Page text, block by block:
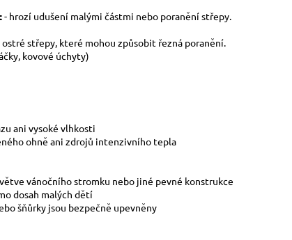
- hrozí udušení malými částmi nebo poranění střepy.
střepy, které mohou způsobit řezná poranění.
kovové úchyty)
ani vysoké vlhkosti
ohně ani zdrojů intenzivního tepla
vánočního stromku nebo jiné pevné konstrukce
dosah malých dětí
šňůrky jsou bezpečně upevněny